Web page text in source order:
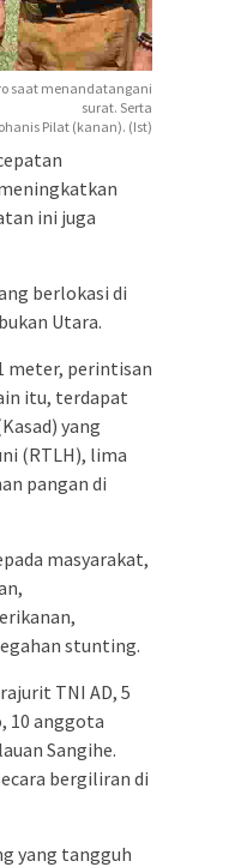
saat menandatangani
surat. Serta
Pilat (kanan). (Ist)
ini juga
berlokasi di
Utara.
meter, perintisan
itu, terdapat
yang
(RTLH), lima
pangan di
masyarakat,
stunting.
TNI AD, 5
10 anggota
Sangihe.
bergiliran di
yang tangguh